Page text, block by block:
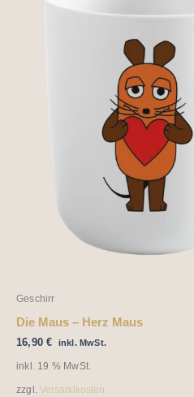
Geschirr
Die Maus – Herz Maus
16,90€ inkl. MwSt.
inkl. 19 % MwSt.
zzgl.Versandkosten